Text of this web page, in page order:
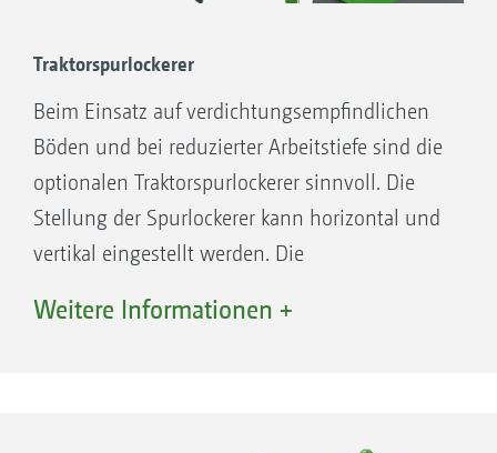
Traktorspurlockerer
Beim Einsatz auf verdichtungsempfindlichen
Böden und bei reduzierter Arbeitstiefe sind die
optionalen Traktorspurlockerer sinnvoll. Die
Stellung der Spurlockerer kann horizontal und
vertikal eingestellt werden. Die
gleichbleibende Auslösekraft. Als
Weitere Informationen +